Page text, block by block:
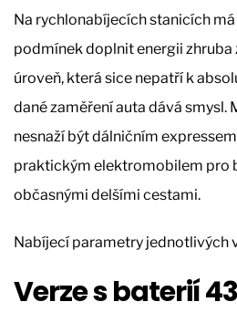
Na rychlonabíjecích stanicích
podmínek doplnit energii zhruba
úroveň, která sice nepatří k
dané zaměření auta dává smysl.
nesnaží být dálničním
praktickým elektromobilem pro
občasnými delšími cestami.
Nabíjecí parametry jednotlivých
Verze s baterií